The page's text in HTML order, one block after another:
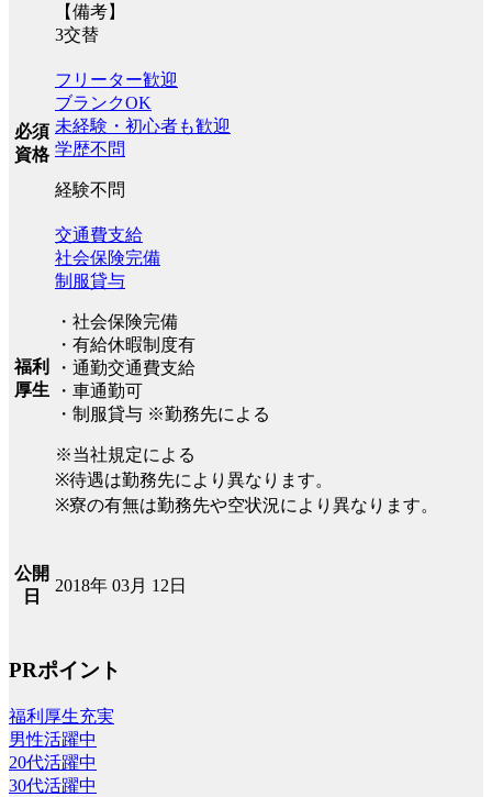
【備考】
3交替
必須
資格
フリーター歓迎
ブランクOK
未経験・初心者も歓迎
学歴不問
経験不問
福利
厚生
交通費支給
社会保険完備
制服貸与
・社会保険完備
・有給休暇制度有
・通勤交通費支給
・車通勤可
・制服貸与 ※勤務先による
※当社規定による
※待遇は勤務先により異なります。
※寮の有無は勤務先や空状況により異なります。
公開
日
2018年 03月 12日
PRポイント
福利厚生充実
男性活躍中
20代活躍中
30代活躍中